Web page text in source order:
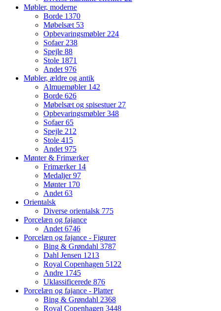
Møbler, moderne
Borde 1370
Møbelsæt 53
Opbevaringsmøbler 224
Sofaer 238
Spejle 88
Stole 1871
Andet 976
Møbler, ældre og antik
Almuemøbler 142
Borde 626
Møbelsæt og spisestuer 27
Opbevaringsmøbler348
Sofaer65
Spejle 212
Stole 415
Andet 975
Mønter & Frimærker
Frimærker 14
Medaljer97
Mønter 170
Andet 63
Orientalsk
Diverse orientalsk 775
Porcelæn og fajance
Andet 6746
Porcelæn og fajance - Figurer
Bing & Grøndahl 3787
Dahl Jensen 1213
Royal Copenhagen 5122
Andre 1745
Uklassificerede 876
Porcelæn og fajance - Platter
Bing & Grøndahl 2368
Royal Copenhagen 3448